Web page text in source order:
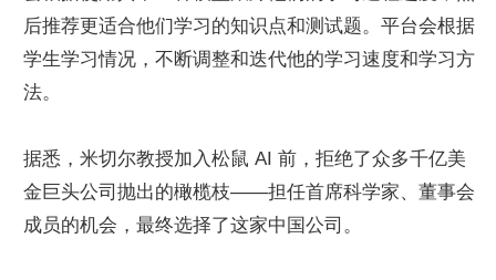
后推荐更适合他们学习的知识点和测试题。平台会根据
学生学习情况，不断调整和迭代他的学习速度和学习方
法。
据悉，米切尔教授加入松鼠 AI 前，拒绝了众多千亿美
金巨头公司抛出的橄榄枝——担任首席科学家、董事会
成员的机会，最终选择了这家中国公司。